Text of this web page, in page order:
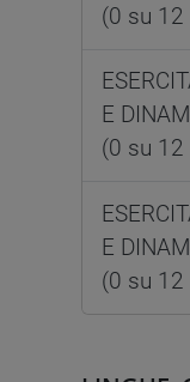
(0 su 12
E
(0 su 12
E
(0 su 12